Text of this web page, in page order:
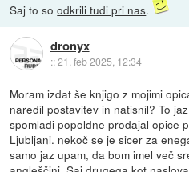
Saj to soodkrili tudi pri nas.
dronyx
::21. feb 2025, 12:34
Moram izdat še knjigo z mojimi
naredil postavitev in natisnil? To
spomladi popoldne prodajal opice
Ljubljani. nekoč se je sicer za
samo jaz upam, da bom imel več